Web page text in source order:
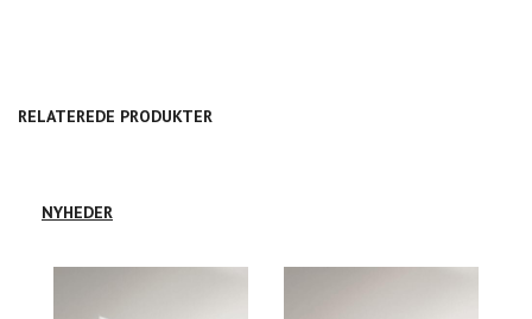
RELATEREDE PRODUKTER
NYHEDER